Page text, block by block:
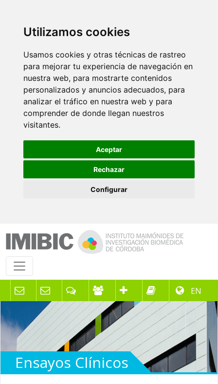
Utilizamos cookies
Usamos cookies y otras técnicas de rastreo
para mejorar tu experiencia de navegación en
nuestra web, para mostrarte contenidos
personalizados y anuncios adecuados, para
analizar el tráfico en nuestra web y para
comprender de donde llegan nuestros
visitantes.
Aceptar
Rechazar
Configurar
EN
Ensayos Clínicos